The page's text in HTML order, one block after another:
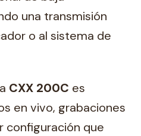
una transmisión
o al sistema de
CXX 200C es
en vivo, grabaciones
configuración que